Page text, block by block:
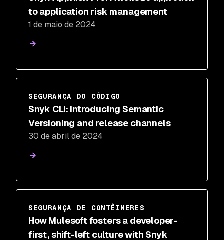
to application risk management
1 de maio de 2024
SEGURANÇA DO CÓDIGO
Snyk CLI: Introducing Semantic
Versioning and release channels
30 de abril de 2024
SEGURANÇA DE CONTÊINERES
How Mulesoft fosters a developer-
first, shift-left culture with Snyk